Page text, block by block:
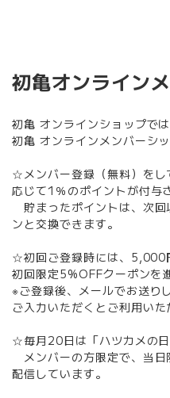
初亀オンライン
初亀 オンラインショップで
初亀 オンラインメンバーシ
☆メンバー登録（無料）をし
応じて1％のポイントが付与
貯まったポイントは、次回
ンと交換できます。
☆初回ご登録時には、5,000
初回限定5%OFFクーポンを
※ご登録後、メールでお送り
ご入力いただくとご利用いた
☆毎月20日は「ハツカメの日
メンバーの方限定で、当日
配信しています。